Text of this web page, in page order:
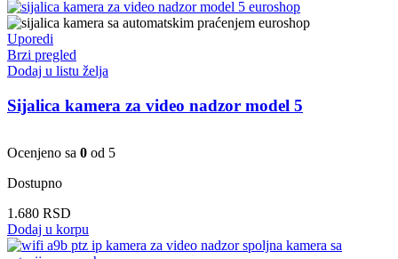
Uporedi
Brzi pregled
Dodaj u listu želja
Sijalica kamera za video nadzor model 5
Ocenjeno sa 0 od 5
Dostupno
1.680 RSD
Dodaj u korpu